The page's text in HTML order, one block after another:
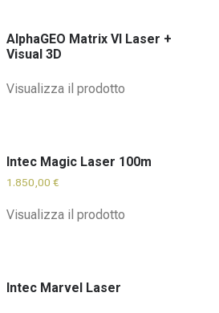
AlphaGEO Matrix VI Laser +
Visual 3D
Visualizza il prodotto
Intec Magic Laser 100m
1.850,00 €
Visualizza il prodotto
Intec Marvel Laser